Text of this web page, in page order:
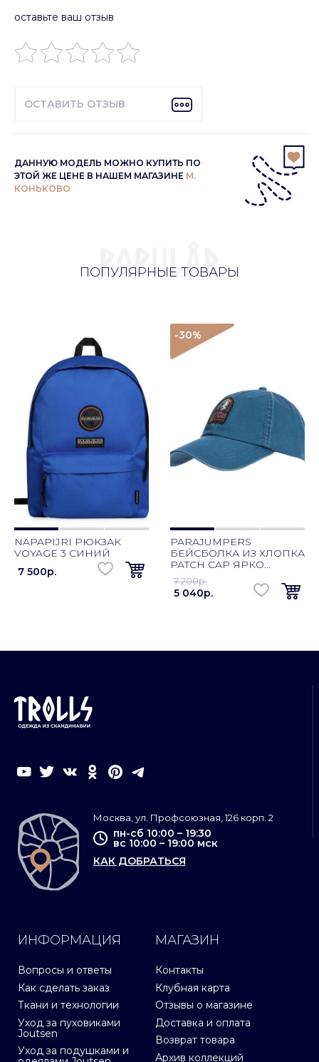
оставьте ваш отзыв
ОСТАВИТЬ ОТЗЫВ
ДАННУЮ МОДЕЛЬ МОЖНО КУПИТЬ ПО
ЭТОЙ ЖЕ ЦЕНЕ В НАШЕМ МАГАЗИНЕ М.
КОНЬКОВО
ПОПУЛЯРНЫЕ ТОВАРЫ
NAPAPIJRI РЮКЗАК
VOYAGE 3 СИНИЙ
7 500p.
-30%
PARAJUMPERS
БЕЙСБОЛКА ИЗ ХЛОПКА
PATCH CAP ЯРКО...
7 200p.
5 040p.
ИНФОРМАЦИЯ
Вопросы и ответы
Как сделать заказ
Ткани и технологии
Уход за пуховиками
Joutsen
Уход за подушками и
МАГАЗИН
Контакты
Клубная карта
Отзывы о магазине
Доставка и оплата
Возврат товара
Архив коллекций
Москва, ул. Профсоюзная, 126 корп. 2
пн-сб 10:00 – 19:30
вс 10:00 – 19:00 мск
КАК ДОБРАТЬСЯ